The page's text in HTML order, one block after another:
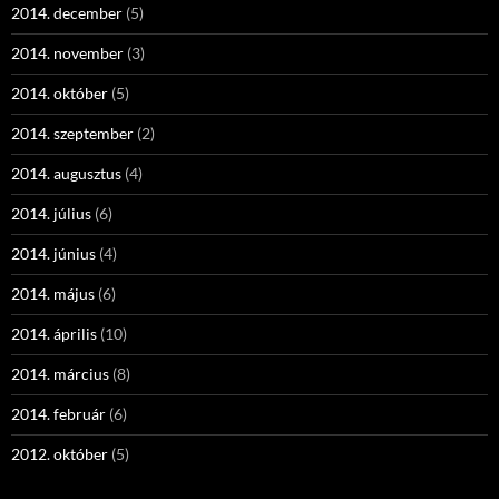
2014. december (5)
2014. november (3)
2014. október (5)
2014. szeptember (2)
2014. augusztus (4)
2014. július (6)
2014. június (4)
2014. május (6)
2014. április (10)
2014. március (8)
2014. február (6)
2012. október (5)